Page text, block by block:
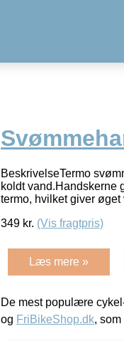
BeskrivelseTermo
koldt vand.Handskerne
termo, hvilket giver øget
349 kr. (Vis fragtpris)
Læs mere »
De mest populære
og FriBikeShop.dk,